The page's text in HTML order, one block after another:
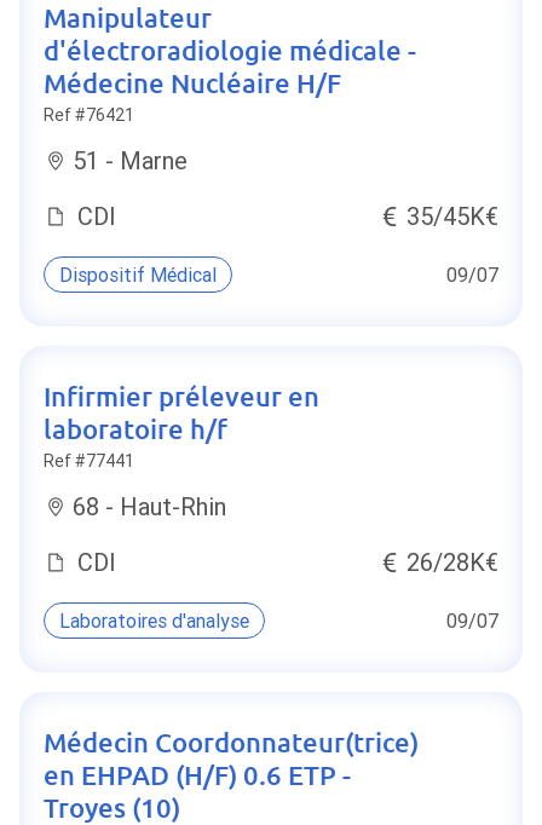
Manipulateur
d'électroradiologie médicale -
Médecine Nucléaire H/F
Ref #76421
51 - Marne
CDI
35/45K€
Dispositif Médical 09/07
Infirmier préleveur en
laboratoire h/f
Ref #77441
68 - Haut-Rhin
CDI
26/28K€
Laboratoires d'analyse 09/07
Médecin Coordonnateur(trice)
en EHPAD (H/F) 0.6 ETP -
Troyes (10)